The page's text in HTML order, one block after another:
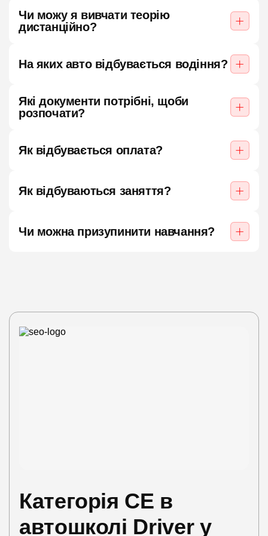
Чи можу я вивчати теорію
дистанційно?
На яких авто відбувається водіння?
Які документи потрібні, щоби
розпочати?
Як відбувається оплата?
Як відбуваються заняття?
Чи можна призупинити навчання?
Категорія CE в
автошколі Driver у